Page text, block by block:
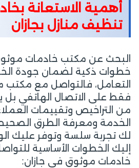
أهمية الاستعانة
تنظيف منازل بجازان
البحث عن مكتب خادمات
خطوات ذكية لضمان جودة
التعامل، فالتواصل مع مكتب
فقط على الاتصال الهاتفي بل
من التراخيص وتقييمات
الخدمة ومعرفة الطرق
لك تجربة سلسة وتوفر عليك
إليك الخطوات الأساسية
خادمات موثوق في جازان: